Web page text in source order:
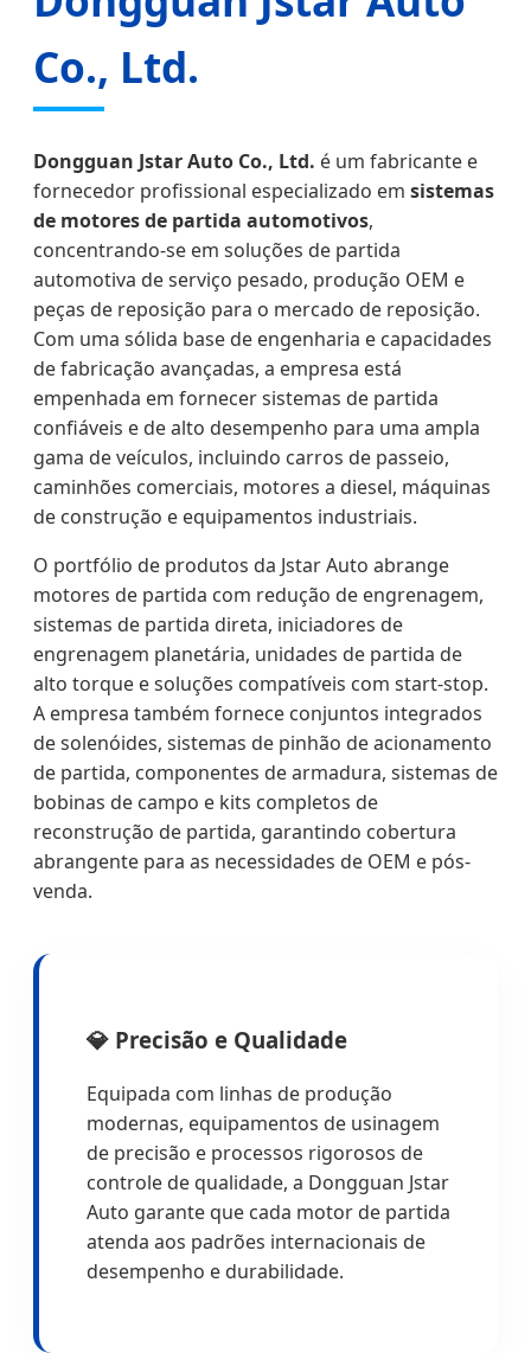
Co., Ltd.
Dongguan Jstar Auto Co., Ltd. é um fabricante e
fornecedor profissional especializado em sistemas
de motores de partida automotivos,
concentrando-se em soluções de partida
automotiva de serviço pesado, produção OEM e
peças de reposição para o mercado de reposição.
Com uma sólida base de engenharia e capacidades
de fabricação avançadas, a empresa está
empenhada em fornecer sistemas de partida
confiáveis e de alto desempenho para uma ampla
gama de veículos, incluindo carros de passeio,
caminhões comerciais, motores a diesel, máquinas
de construção e equipamentos industriais.
O portfólio de produtos da Jstar Auto abrange
motores de partida com redução de engrenagem,
sistemas de partida direta, iniciadores de
engrenagem planetária, unidades de partida de
alto torque e soluções compatíveis com start-stop.
A empresa também fornece conjuntos integrados
de solenóides, sistemas de pinhão de acionamento
de partida, componentes de armadura, sistemas de
bobinas de campo e kits completos de
reconstrução de partida, garantindo cobertura
abrangente para as necessidades de OEM e pós-
venda.
💎 Precisão e Qualidade
Equipada com linhas de produção
modernas, equipamentos de usinagem
de precisão e processos rigorosos de
controle de qualidade, a Dongguan Jstar
Auto garante que cada motor de partida
atenda aos padrões internacionais de
desempenho e durabilidade.